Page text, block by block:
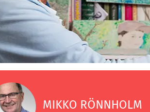
MIKKO RÖNNHOLM